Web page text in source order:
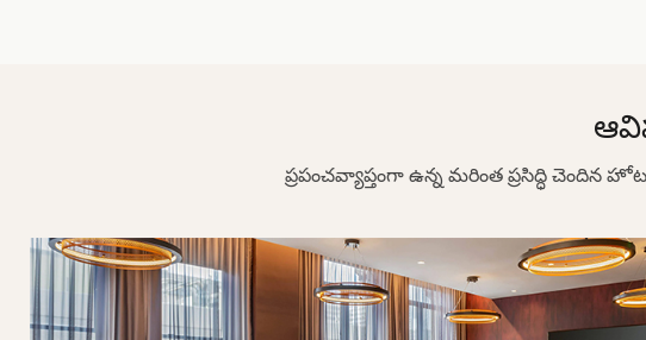
ప్రపంచవ్యాప్తంగా ఉన్న మరింత ప్రసిద్ధి చెందిన